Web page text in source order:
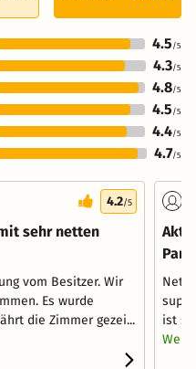
4.5 /5
4.3/5
4.8/5
4.5 /5
4.4/5
4.7/5
4.2/5
sehr netten
vom Besitzer. Wir
Es wurde
die Zimmer gezei...
ist